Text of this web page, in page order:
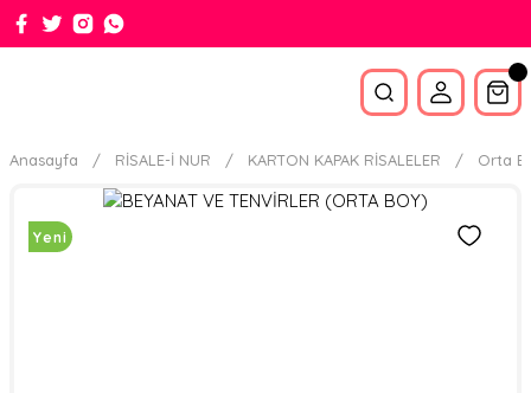
Anasayfa RİSALE-İ NUR KARTON KAPAK RİSALELER Orta
Yeni